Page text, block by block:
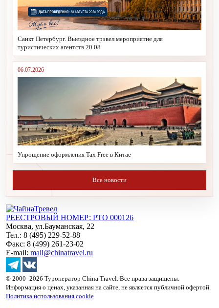
Санкт Петербург. Выездное трэвел мероприятие для
туристических агентств 20.08
06.07.2026
Упрощение оформления Tax Free в Китае
Все новости
РЕЕСТРОВЫЙ НОМЕР: РТО 000126
Москва, ул.Бауманская, 22
Тел.: 8 (495) 229-52-88
Факс: 8 (499) 261-23-02
E-mail: mail@chinatravel.ru
© 2000–2026 Туроператор China Travel. Все права защищены.
Информация о ценах, указанная на сайте, не является публичной офертой.
Политика использования cookie